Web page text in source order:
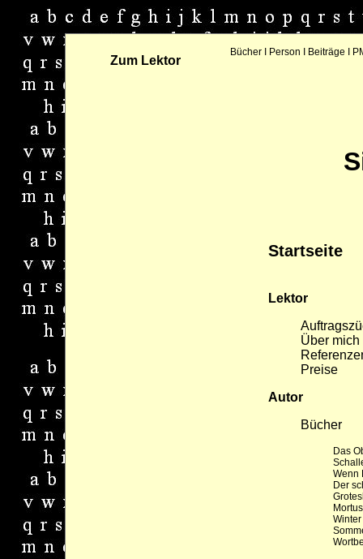
Zum Lektor
BücherI Person Beiträge
Startseite
Lektor
Über mich
Preise
Autor
Bücher
Das
Wenn
Der
Winter